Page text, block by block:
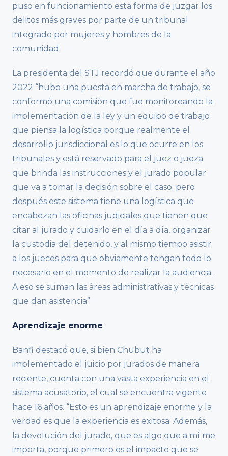
puso en funcionamiento esta forma de juzgar los
delitos más graves por parte de un tribunal
integrado por mujeres y hombres de la
comunidad.
La presidenta del STJ recordó que durante el año
2022 “hubo una puesta en marcha de trabajo, se
conformó una comisión que fue monitoreando la
implementación de la ley y un equipo de trabajo
que piensa la logística porque realmente el
desarrollo jurisdiccional es lo que ocurre en los
tribunales y está reservado para el juez o jueza
que brinda las instrucciones y el jurado popular
que va a tomar la decisión sobre el caso; pero
después este sistema tiene una logística que
encabezan las oficinas judiciales que tienen que
citar al jurado y cuidarlo en el día a día, organizar
la custodia del detenido, y al mismo tiempo asistir
a los jueces para que obviamente tengan todo lo
necesario en el momento de realizar la audiencia.
A eso se suman las áreas administrativas y técnicas
que dan asistencia”
Aprendizaje enorme
Banfi destacó que, si bien Chubut ha
implementado el juicio por jurados de manera
reciente, cuenta con una vasta experiencia en el
sistema acusatorio, el cual se encuentra vigente
hace 16 años. “Esto es un aprendizaje enorme y la
verdad es que la experiencia es exitosa. Además,
la devolución del jurado, que es algo que a mí me
importa, porque primero es el impacto que se